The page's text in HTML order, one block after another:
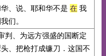
、说、耶和华不是 在 我
们。
判、为远方强盛的国断定
、把枪打成镰刀．这国不